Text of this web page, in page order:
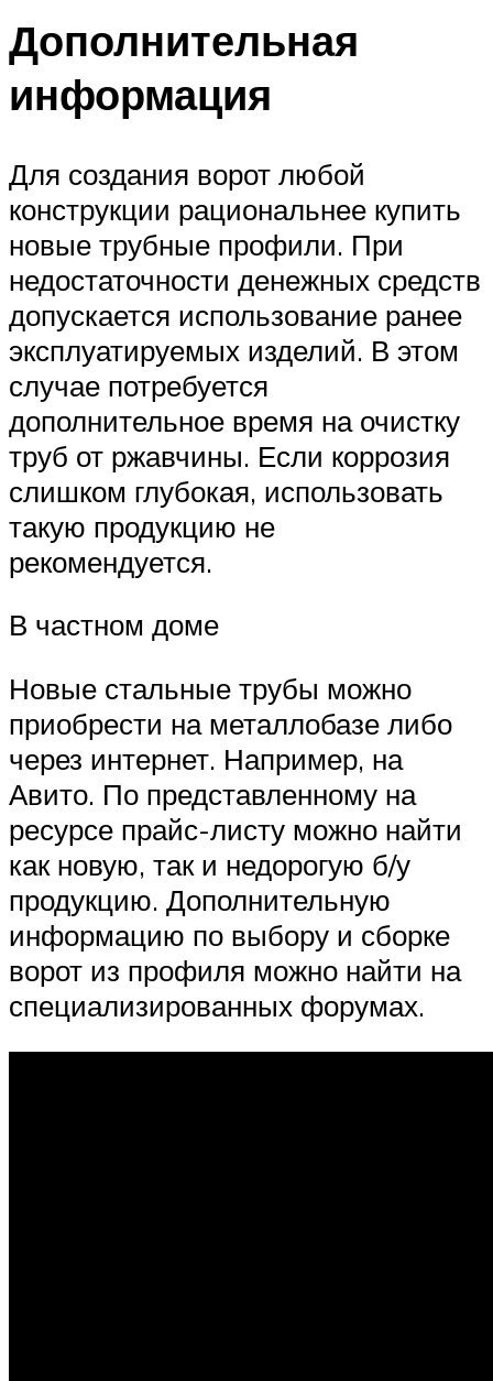
Дополнительная
информация
Для создания ворот любой
конструкции рациональнее купить
новые трубные профили. При
недостаточности денежных средств
допускается использование ранее
эксплуатируемых изделий. В этом
случае потребуется
дополнительное время на очистку
труб от ржавчины. Если коррозия
слишком глубокая, использовать
такую продукцию не
рекомендуется.
В частном доме
Новые стальные трубы можно
приобрести на металлобазе либо
через интернет. Например, на
Авито. По представленному на
ресурсе прайс-листу можно найти
как новую, так и недорогую б/у
продукцию. Дополнительную
информацию по выбору и сборке
ворот из профиля можно найти на
специализированных форумах.